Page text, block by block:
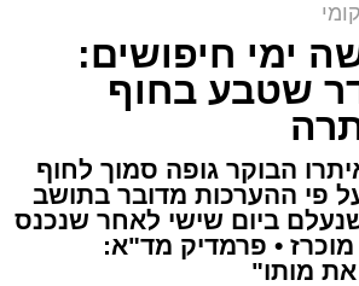
ימי חיפושים:
שטבע בחוף
הבוקר גופה סמוך לחוף
פי ההערכות מדובר בתושב
ביום שישי לאחר שנכנס
• פרמדיק מד"א:
את מותו"